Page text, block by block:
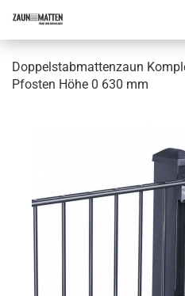
Doppelstabmattenzaun
Pfosten Höhe 0 630 mm